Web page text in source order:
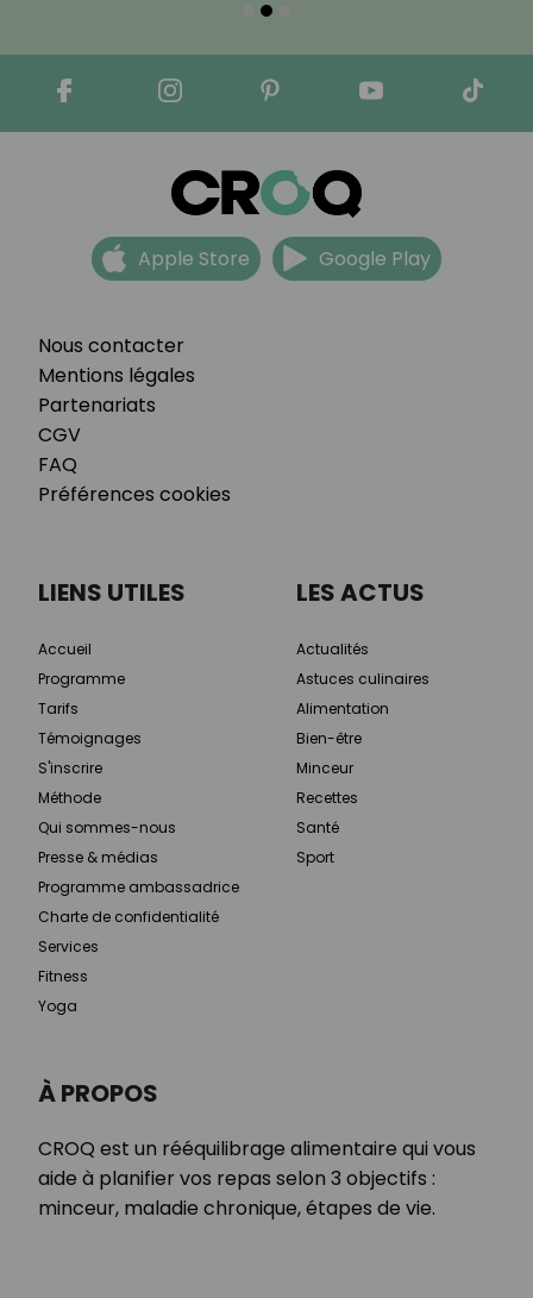
Nous contacter
Mentions légales
Partenariats
CGV
FAQ
Préférences cookies
Apple Store Google Play
À PROPOS
CROQ est un rééquilibrage alimentaire qui vous
aide à planifier vos repas selon 3 objectifs :
minceur, maladie chronique, étapes de vie.
LIENS UTILES
Accueil
Programme
Tarifs
Témoignages
S'inscrire
Méthode
Qui sommes-nous
Presse & médias
Programme ambassadrice
Charte de confidentialité
Services
Fitness
Yoga
LES ACTUS
Actualités
Astuces culinaires
Alimentation
Bien-être
Minceur
Recettes
Santé
Sport